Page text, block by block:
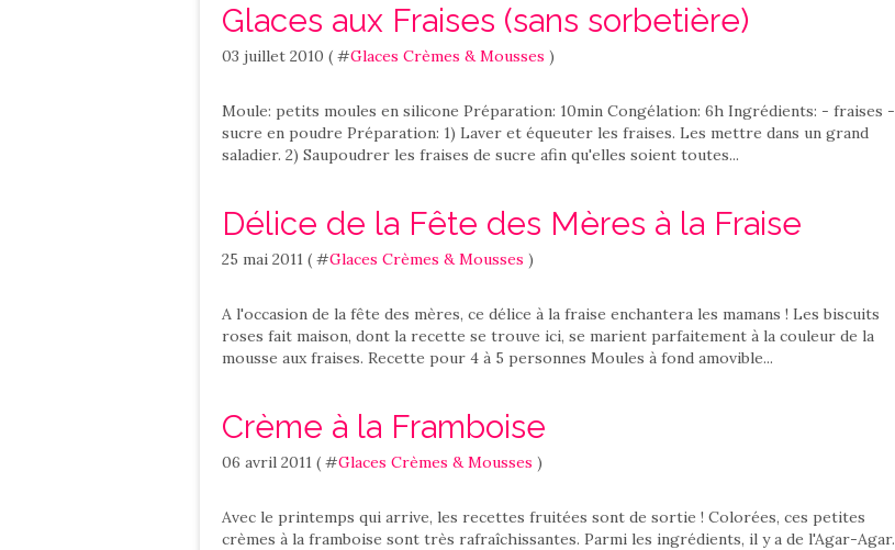
Glaces aux Fraises (sans sorbetière)
03 juillet 2010 ( #Glaces Crèmes & Mousses )
Moule: petits moules en silicone Préparation: 10min Congélation: 6h Ingrédients: - fraises -
sucre en poudre Préparation: 1) Laver et équeuter les fraises. Les mettre dans un grand
saladier. 2) Saupoudrer les fraises de sucre afin qu'elles soient toutes...
Délice de la Fête des Mères à la Fraise
25 mai 2011 ( #Glaces Crèmes & Mousses )
A l'occasion de la fête des mères, ce délice à la fraise enchantera les mamans ! Les biscuits
roses fait maison, dont la recette se trouve ici, se marient parfaitement à la couleur de la
mousse aux fraises. Recette pour 4 à 5 personnes Moules à fond amovible...
Crème à la Framboise
06 avril 2011 ( #Glaces Crèmes & Mousses )
Avec le printemps qui arrive, les recettes fruitées sont de sortie ! Colorées, ces petites
crèmes à la framboise sont très rafraîchissantes. Parmi les ingrédients, il y a de l'Agar-Agar.